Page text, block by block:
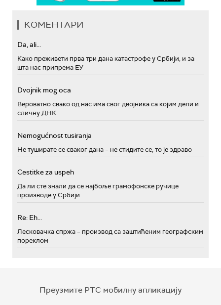
КОМЕНТАРИ
Da, ali...
Како преживети прва три дана катастрофе у Србији, и за
шта нас припрема ЕУ
Dvojnik mog oca
Вероватно свако од нас има свог двојника са којим дели и
сличну ДНК
Nemogućnost tusiranja
Не туширате се сваког дана – не стидите се, то је здраво
Cestitke za uspeh
Да ли сте знали да се најбоље грамофонске ручице
производе у Србији
Re: Eh...
Лесковачка спржа – производ са заштићеним географским
пореклом
Преузмите РТС мобилну апликацију